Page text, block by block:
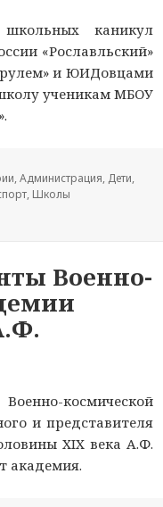
каникул
«Рославльский»
и ЮИДовцами
ученикам МБОУ
,Администрация, Дети,
, Школы
Военно-
космической
и представителя
XIX века А.Ф.
академия.